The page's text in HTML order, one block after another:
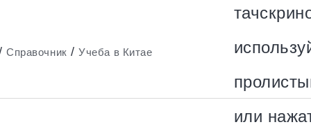
или
Справочник /Учеба в Китае